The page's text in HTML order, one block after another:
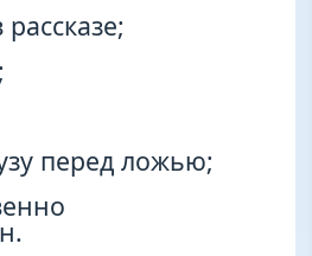
перед ложью;